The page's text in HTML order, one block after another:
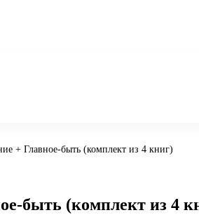
+ Главное-быть (комплект из 4 книг)
быть (комплект из 4